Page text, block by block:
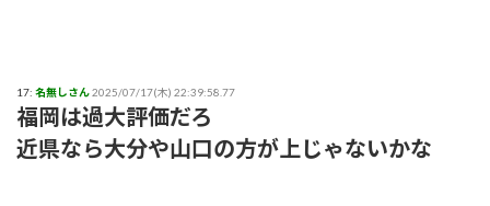
17: 名無しさん2025/07/17(木) 22:39:58.77
福岡は過大評価だろ
近県なら大分や山口の方が上じゃないかな